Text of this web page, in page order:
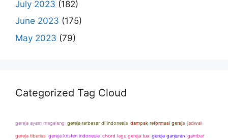
July 2023 (182)
June 2023 (175)
May 2023 (79)
Categorized Tag Cloud
gereja ayam magelang gereja terbesar di indonesia dampak reformasi gereja jadwal
gereja tiberias gereja kristen indonesia chord lagu gereja tua gereja ganjuran gambar